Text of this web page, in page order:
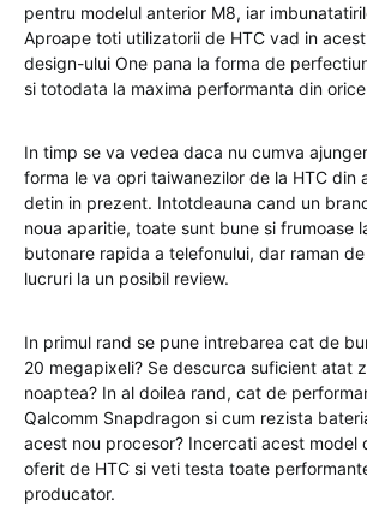
pentru modelul anterior M8, iar
Aproape toti utilizatorii de HTC vad in
design-ului One pana la forma de
si totodata la maxima performanta din
In timp se va vedea daca nu cumva
forma le va opri taiwanezilor de la HTC din
detin in prezent. Intotdeauna cand un
noua aparitie, toate sunt bune si frumoase
butonare rapida a telefonului, dar raman
lucruri la un posibil review.
In primul rand se pune intrebarea cat de
20 megapixeli? Se descurca suficient atat
noaptea? In al doilea rand, cat de
Qalcomm Snapdragon si cum rezista
acest nou procesor? Incercati acest model
oferit de HTC si veti testa toate
producator.